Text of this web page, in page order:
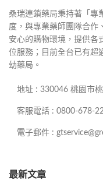
桑瑞連鎖藥局秉持著「專
度，與專業藥師團隊合作
安心的購物環境，提供各
位服務；目前全台已有超
幼藥局。
地址 : 330046 桃園市
客服電話 : 0800-678-
電子郵件 :
最新文章